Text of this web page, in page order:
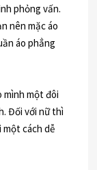
phỏng vấn.
nên mặc áo
áo phẳng
mình một đôi
Đối với nữ thì
một cách dễ